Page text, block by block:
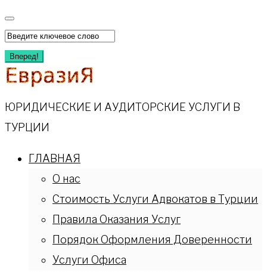
Перейти
к
содержимому
Искать:
Вперед!
ЮРИДИЧЕСКИЕ И АУДИТОРСКИЕ УСЛУГИ В
ТУРЦИИ
ГЛАВНАЯ
О нас
Стоимость Услуги Адвокатов в Турции
Правила Оказания Услуг
Порядок Оформления Доверенности
Услуги Офиса